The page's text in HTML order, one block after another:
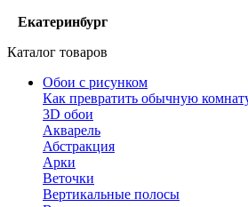
Екатеринбург
Каталог товаров
Обои с рисунком
Как превратить обычную
3D обои
Акварель
Абстракция
Арки
Веточки
Вертикальные полосы